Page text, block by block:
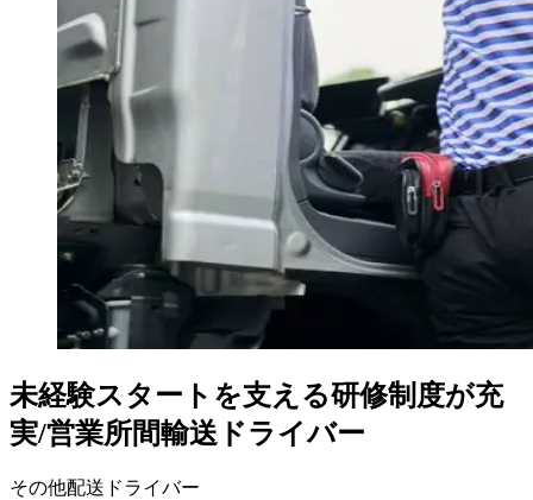
未経験スタートを支える研修制度が充
実/営業所間輸送ドライバー
その他配送ドライバー